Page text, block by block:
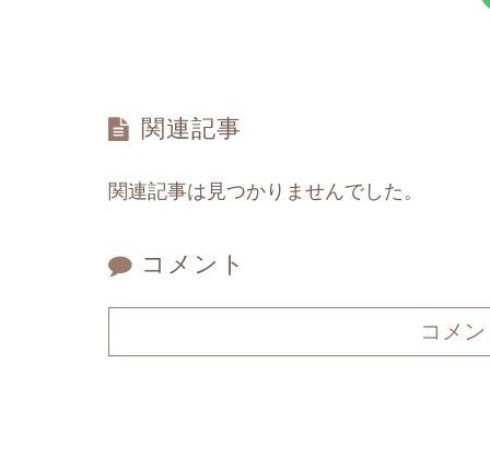
関連記事
関連記事は見つかりませんでした。
コメント
コメ